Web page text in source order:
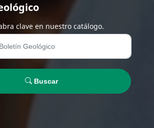
clave en nuestro catálogo.
Buscar